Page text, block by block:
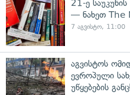
21-ე
— ნახეთ The
7 აგვისტო, 11:00
აგვისტოს
ევროპული
უწყებების